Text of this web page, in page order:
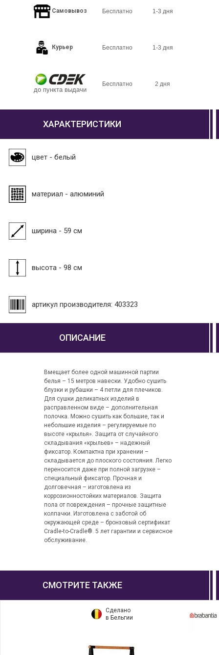
Самовывоз Бесплатно 1-3 дня
Курьер Бесплатно 1-3 дня
до пункта выдачи
Бесплатно 2 дня
ХАРАКТЕРИСТИКИ
цвет - белый
материал - алюминий
ширина - 59 см
высота - 98 см
артикул производителя: 403323
ОПИСАНИЕ
Вмещает более одной машинной партии
белья – 15 метров навески. Удобно сушить
блузки и рубашки – 4 петли для плечиков.
Для сушки деликатных изделий в
расправленном виде – дополнительная
полочка. Можно сушить как большие, так и
небольшие изделия – регулируемые по
высоте «крылья». Защита от случайного
складывания «крыльев» – надежный
фиксатор. Компактна при хранении –
складывается до плоского состояния. Легко
переносится даже при полной загрузке –
специальный фиксатор. Прочная и
долговечная – изготовлена из
коррозионностойких материалов. Защита
пола от повреждения – прочные защитные
колпачки. Изготовлена с заботой об
окружающей среде – бронзовый сертификат
Cradle-to-Cradle®. 5 лет гарантии и сервисное
обслуживание.
СМОТРИТЕ ТАКЖЕ
Сделано
в Бельгии